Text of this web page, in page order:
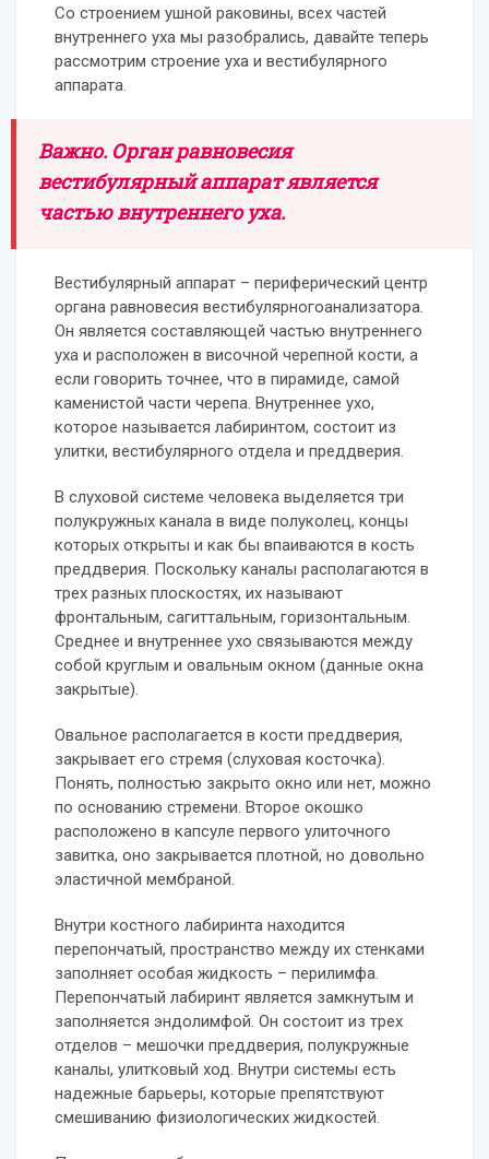
Со строением ушной раковины, всех частей
внутреннего уха мы разобрались, давайте теперь
рассмотрим строение уха и вестибулярного
аппарата.
Важно. Орган равновесия
вестибулярный аппарат является
частью внутреннего уха.
Вестибулярный аппарат – периферический центр
органа равновесия вестибулярногоанализатора.
Он является составляющей частью внутреннего
уха и расположен в височной черепной кости, а
если говорить точнее, что в пирамиде, самой
каменистой части черепа. Внутреннее ухо,
которое называется лабиринтом, состоит из
улитки, вестибулярного отдела и преддверия.
В слуховой системе человека выделяется три
полукружных канала в виде полуколец, концы
которых открыты и как бы впаиваются в кость
преддверия. Поскольку каналы располагаются в
трех разных плоскостях, их называют
фронтальным, сагиттальным, горизонтальным.
Среднее и внутреннее ухо связываются между
собой круглым и овальным окном (данные окна
закрытые).
Овальное располагается в кости преддверия,
закрывает его стремя (слуховая косточка).
Понять, полностью закрыто окно или нет, можно
по основанию стремени. Второе окошко
расположено в капсуле первого улиточного
завитка, оно закрывается плотной, но довольно
эластичной мембраной.
Внутри костного лабиринта находится
перепончатый, пространство между их стенками
заполняет особая жидкость – перилимфа.
Перепончатый лабиринт является замкнутым и
заполняется эндолимфой. Он состоит из трех
отделов – мешочки преддверия, полукружные
каналы, улитковый ход. Внутри системы есть
надежные барьеры, которые препятствуют
смешиванию физиологических жидкостей.